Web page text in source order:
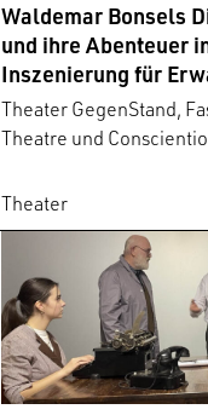
Waldemar Bonsels
und ihre Abenteuer
Inszenierung für
Theater GegenStand,
Theatre und
Theater